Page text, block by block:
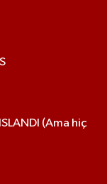
(Ama hiç